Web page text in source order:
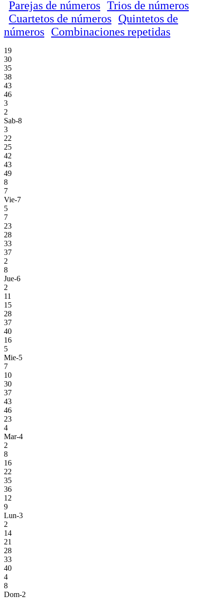
Parejas de números Trios de números
Cuartetos de números Quintetos de
números Combinaciones repetidas
19
30
35
38
43
46
3
2
Sab-8
3
22
25
42
43
49
8
7
Vie-7
5
7
23
28
33
37
2
8
Jue-6
2
11
15
28
37
40
16
5
Mie-5
7
10
30
37
43
46
23
4
Mar-4
2
8
16
22
35
36
12
9
Lun-3
2
14
21
28
33
40
4
8
Dom-2